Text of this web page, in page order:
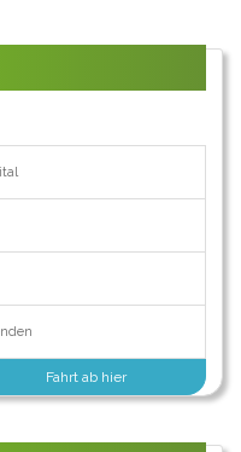
Fahrt ab hier